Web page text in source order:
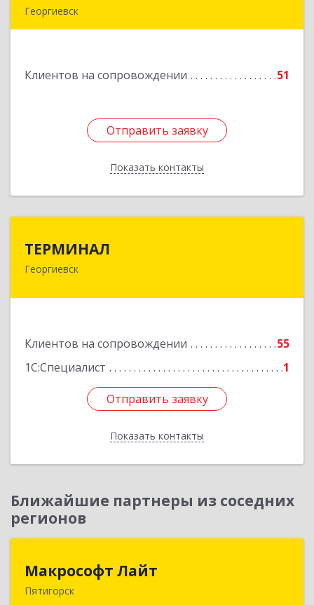
Георгиевск
Клиентов на сопровождении 51
Отправить заявку
Показать контакты
Отправить заявку
Назад
ТЕРМИНАЛ
Георгиевск
Клиентов на сопровождении
55
1С:Специалист
1
Отправить заявку
Показать контакты
357820, Ставропольский край, Георгиевск г,
Отправить заявку
Назад
Ближайшие партнеры из соседних
регионов
Макрософт Лайт
Пятигорск357501, Ставропольский край, Пятигорск г,